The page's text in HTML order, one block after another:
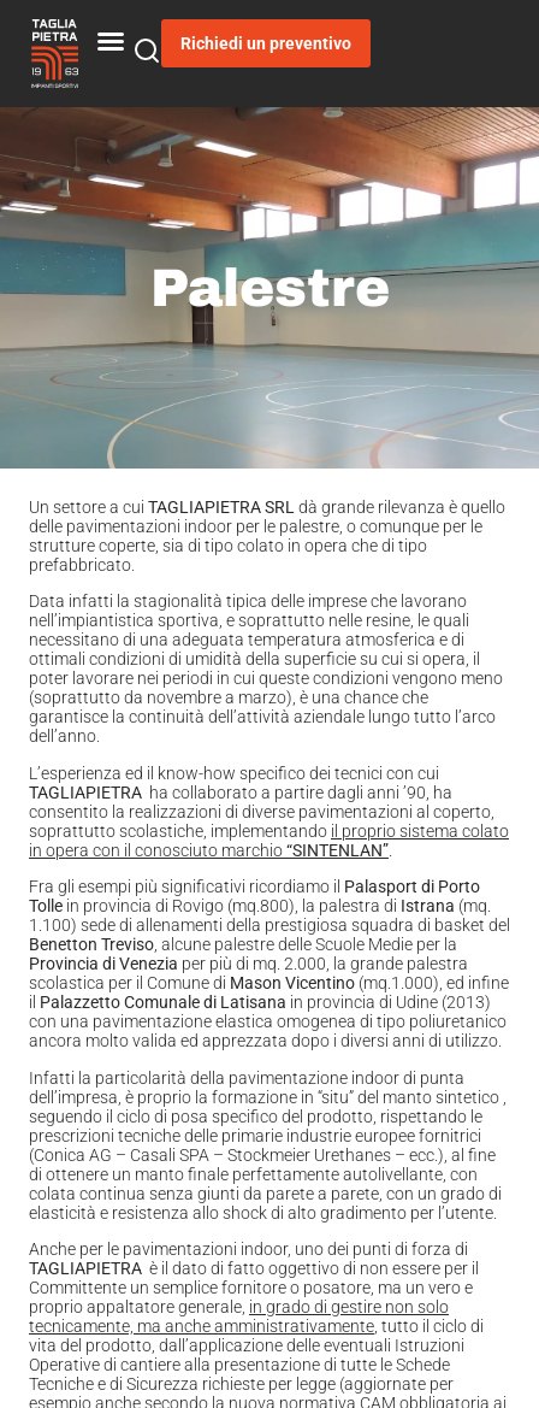
Richiedi un preventivo
Palestre
Un settore a cui TAGLIAPIETRA SRL dà grande rilevanza è quello
delle pavimentazioni indoor per le palestre, o comunque per le
strutture coperte, sia di tipo colato in opera che di tipo
prefabbricato.
Data infatti la stagionalità tipica delle imprese che lavorano
nell’impiantistica sportiva, e soprattutto nelle resine, le quali
necessitano di una adeguata temperatura atmosferica e di
ottimali condizioni di umidità della superficie su cui si opera, il
poter lavorare nei periodi in cui queste condizioni vengono meno
(soprattutto da novembre a marzo), è una chance che
garantisce la continuità dell’attività aziendale lungo tutto l’arco
dell’anno.
L’esperienza ed il know-how specifico dei tecnici con cui
TAGLIAPIETRA ha collaborato a partire dagli anni ’90, ha
consentito la realizzazioni di diverse pavimentazioni al coperto,
soprattutto scolastiche, implementando il proprio sistema colato
in opera con il conosciuto marchio“SINTENLAN”
Fra gli esempi più significativi ricordiamo il Palasport di Porto
Tolle in provincia di Rovigo (mq.800), la palestra di Istrana (mq.
1.100) sede di allenamenti della prestigiosa squadra di basket del
Benetton Treviso , alcune palestre delle Scuole Medie per la
Provincia di Venezia per più di mq. 2.000, la grande palestra
scolastica per il Comune di Mason Vicentino (mq.1.000), ed infine
il Palazzetto Comunale di Latisana in provincia di Udine (2013)
con una pavimentazione elastica omogenea di tipo poliuretanico
ancora molto valida ed apprezzata dopo i diversi anni di utilizzo.
Infatti la particolarità della pavimentazione indoor di punta
dell’impresa, è proprio la formazione in “situ” del manto sintetico ,
seguendo il ciclo di posa specifico del prodotto, rispettando le
prescrizioni tecniche delle primarie industrie europee fornitrici
(Conica AG – Casali SPA – Stockmeier Urethanes – ecc.), al fine
di ottenere un manto finale perfettamente autolivellante, con
colata continua senza giunti da parete a parete, con un grado di
elasticità e resistenza allo shock di alto gradimento per l’utente.
Anche per le pavimentazioni indoor, uno dei punti di forza di
TAGLIAPIETRA è il dato di fatto oggettivo di non essere per il
Committente un semplice fornitore o posatore, ma un vero e
proprio appaltatore generale, in grado di gestire non solo
tecnicamente, ma anche amministrativamente , tutto il ciclo di
vita del prodotto, dall’applicazione delle eventuali Istruzioni
Operative di cantiere alla presentazione di tutte le Schede
Tecniche e di Sicurezza richieste per legge (aggiornate per
esempio anche secondo la nuova normativa CAM obbligatoria ai